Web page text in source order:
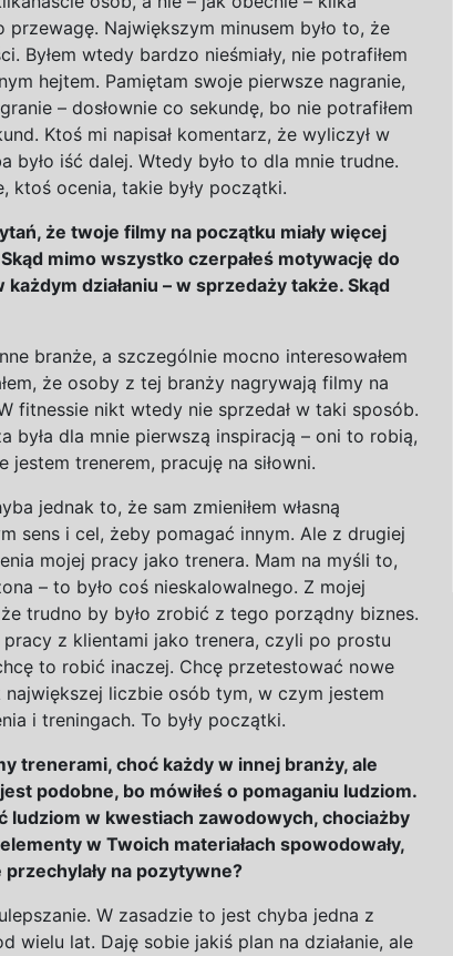
przewagę. Największym minusem było to, że
Byłem wtedy bardzo nieśmiały, nie potrafiłem
hejtem. Pamiętam swoje pierwsze nagranie,
– dosłownie co sekundę, bo nie potrafiłem
Ktoś mi napisał komentarz, że wyliczył w
było iść dalej. Wtedy było to dla mnie trudne.
ktoś ocenia, takie były początki.
że twoje filmy na początku miały więcej
mimo wszystko czerpałeś motywację do
każdym działaniu – w sprzedaży także. Skąd
branże, a szczególnie mocno interesowałem
że osoby z tej branży nagrywają filmy na
fitnessie nikt wtedy nie sprzedał w taki sposób.
była dla mnie pierwszą inspiracją – oni to robią,
jestem trenerem, pracuję na siłowni.
jednak to, że sam zmieniłem własną
sens i cel, żeby pomagać innym. Ale z drugiej
mojej pracy jako trenera. Mam na myśli to,
– to było coś nieskalowalnego. Z mojej
trudno by było zrobić z tego porządny biznes.
pracy z klientami jako trenera, czyli po prostu
to robić inaczej. Chcę przetestować nowe
liczbie osób tym, w czym jestem
i treningach. To były początki.
trenerami, choć każdyw innej branży, ale
podobne, bo mówiłeś o pomaganiu ludziom.
ludziom w kwestiach zawodowych, chociażby
w Twoich materiałach spowodowały,
przechylały na pozytywne?
ulepszanie. W zasadzie to jest chyba jedna z
wielu lat. Daję sobie jakiś plan na działanie, ale